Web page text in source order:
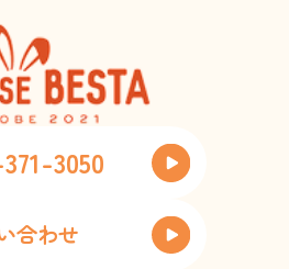
3050
合わせ